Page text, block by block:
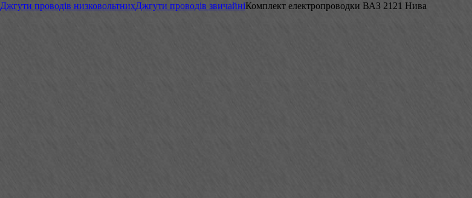
Джгути проводів низковольтнихДжгути проводів звичайніКомплект електропроводки ВАЗ 2121 Нива